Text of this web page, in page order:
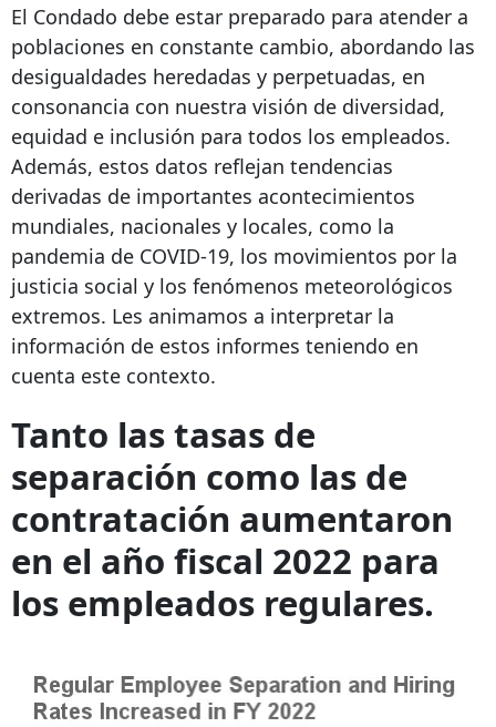
El Condado debe estar preparado para atender a
poblaciones en constante cambio, abordando las
desigualdades heredadas y perpetuadas, en
consonancia con nuestra visión de diversidad,
equidad e inclusión para todos los empleados.
Además, estos datos reflejan tendencias
derivadas de importantes acontecimientos
mundiales, nacionales y locales, como la
pandemia de COVID-19, los movimientos por la
justicia social y los fenómenos meteorológicos
extremos. Les animamos a interpretar la
información de estos informes teniendo en
cuenta este contexto.
Tanto las tasas de
separación como las de
contratación aumentaron
en el año fiscal 2022 para
los empleados regulares.